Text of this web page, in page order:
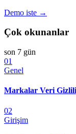
Demo iste →
Çok okunanlar
son 7 gün
01
Genel
Markalar Veri
02
Girişim